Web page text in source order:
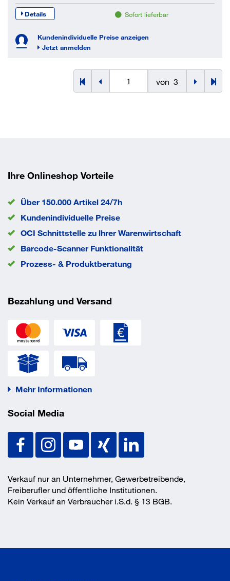
Details Sofort lieferbar
Kundenindividuelle Preise anzeigen
Jetzt anmelden
von 3
Ihre Onlineshop Vorteile
Über 150.000 Artikel 24/7h
Kundenindividuelle Preise
OCI Schnittstelle zu lhrer Warenwirtschaft
Barcode-Scanner Funktionalität
Prozess- & Produktberatung
Bezahlung und Versand
Mehr Informationen
Social Media
Verkauf nur an Unternehmer, Gewerbetreibende,
Freiberufler und öffentliche Institutionen.
Kein Verkauf an Verbraucher i.S.d. § 13 BGB.